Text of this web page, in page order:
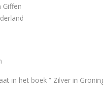
Giffen
in het boek ” Zilver in